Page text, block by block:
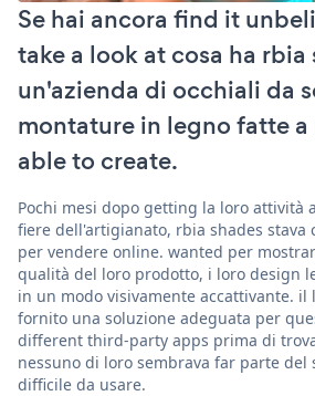
Se hai ancora find it
take a look at cosa ha rbia
un'azienda di occhiali da
montature in legno fatte a
able to create.
Pochi mesi dopo getting la loro attività
fiere dell'artigianato, rbia shades stava
per vendere online. wanted per
qualità del loro prodotto, i loro design
in un modo visivamente accattivante. il
fornito una soluzione adeguata per
different third-party apps prima di
nessuno di loro sembrava far parte del
difficile da usare.